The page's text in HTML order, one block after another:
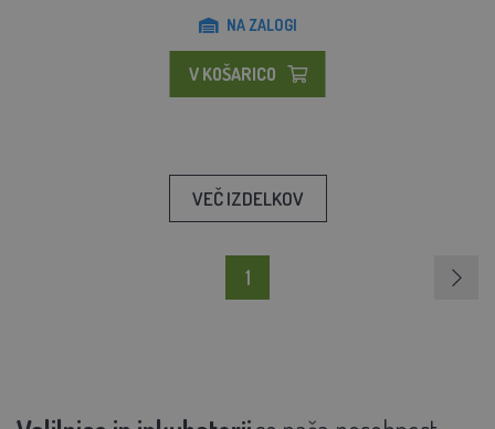
NA ZALOGI
V KOŠARICO
VEČ IZDELKOV
1